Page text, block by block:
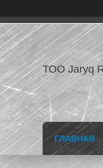
ТОО Jaryq
ГЛАВНАЯ